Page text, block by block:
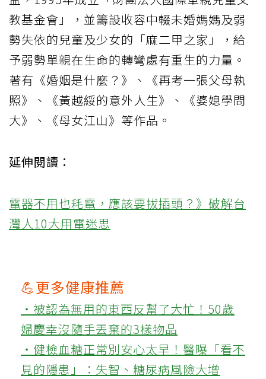
教基金會」，並籌設收容中輟未婚媽媽及弱
勢失依的兒童及少女的「麻二甲之家」，給
予弱勢單親在生命的轉彎處有重生的力量。
著有《婚姻是什麼？》、《再考一張父母執
照》、《黃越綏的意外人生》、《婆媳學問
大》、《母女江山》等作品。
延伸閱讀：
電器不用也耗電，應該要拔插頭？》破解台
灣人10大用電迷思
💪更多健康推薦
‧被認為無用的東西反幫了大忙！50歲
婦慶幸沒隨手丟棄的3樣物品
‧健檢血糖正常別安心太早！醫曝「看不
見的隱患」：失智、糖尿病風險大增